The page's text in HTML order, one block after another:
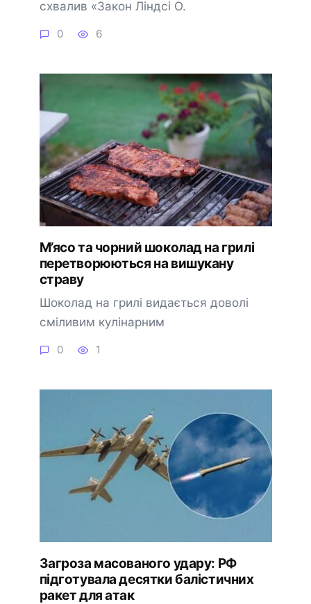
схвалив «Закон Ліндсі О.
0 6
М’ясо та чорний шоколад на грилі
перетворюються на вишукану
страву
Шоколад на грилі видається доволі
сміливим кулінарним
0 1
Загроза масованого удару: РФ
підготувала десятки балістичних
ракет для атак